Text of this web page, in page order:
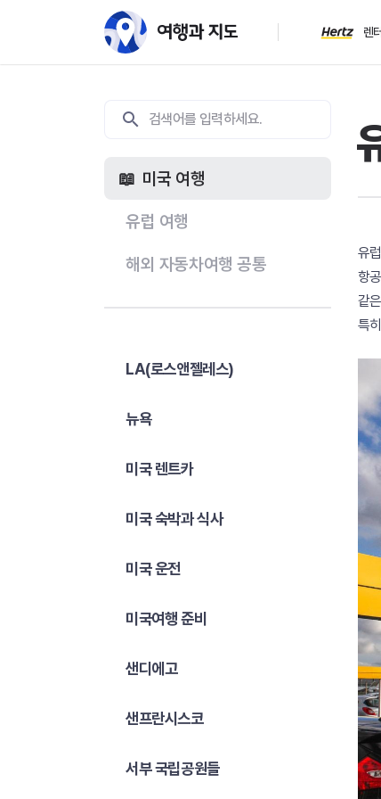
렌
미국 여행
유럽 여행
해외 자동차여행 공통
LA(로스앤젤레스)
뉴욕
미국 렌트카
미국 숙박과 식사
미국 운전
미국여행 준비
샌디에고
샌프란시스코
서부 국립공원들
유
항
같
특히